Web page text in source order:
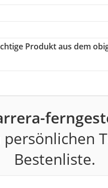
Produkt aus dem
Bestenliste.